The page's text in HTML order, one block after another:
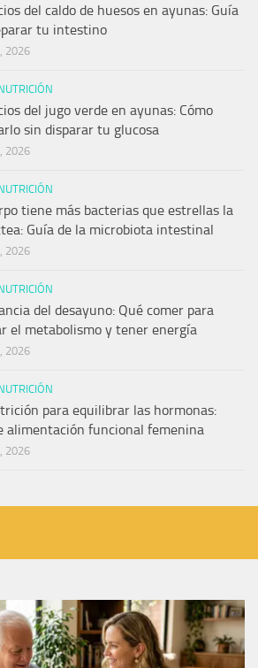
del caldo de huesos en ayunas: Guía
tu intestino
2026
del jugo verde en ayunas: Cómo
sin disparar tu glucosa
2026
tiene más bacterias que estrellas la
Guía de la microbiota intestinal
2026
del desayuno: Qué comer para
el metabolismo y tener energía
2026
para equilibrar las hormonas:
alimentación funcional femenina
2026